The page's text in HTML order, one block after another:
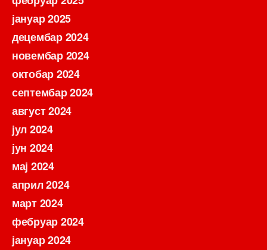
јануар 2025
децембар 2024
новембар 2024
октобар 2024
септембар 2024
август 2024
јул 2024
јун 2024
мај 2024
април 2024
март 2024
фебруар 2024
јануар 2024